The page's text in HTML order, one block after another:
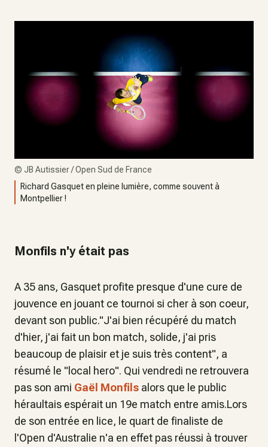
© JB Autissier / Open Sud de France
Richard Gasquet en pleine lumière, comme souvent à
Montpellier !
Monfils n'y était pas
A 35 ans, Gasquet profite presque d'une cure de
jouvence en jouant ce tournoi si cher à son coeur,
devant son public."J'ai bien récupéré du match
d'hier, j'ai fait un bon match, solide, j'ai pris
beaucoup de plaisir et je suis très content", a
résumé le "local hero". Qui vendredi ne retrouvera
pas son ami Gaël Monfils alors que le public
héraultais espérait un 19e match entre amis.Lors
de son entrée en lice, le quart de finaliste de
l'Open d'Australie n'a en effet pas réussi à trouver